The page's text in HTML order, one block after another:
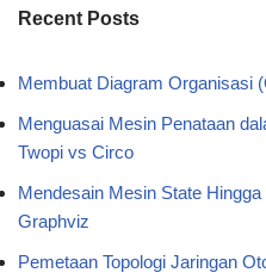
Recent Posts
Membuat Diagram Organisasi
Menguasai Mesin Penataan
Twopi vs Circo
Mendesain Mesin State
Graphviz
Pemetaan Topologi Jaringan